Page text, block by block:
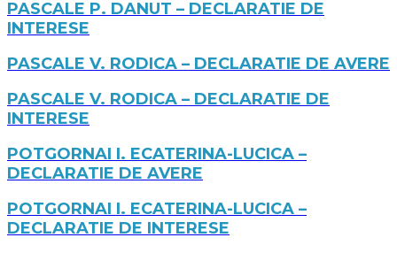
PASCALE P. DANUT – DECLARATIE DE
INTERESE
PASCALE V. RODICA – DECLARATIE DE AVERE
PASCALE V. RODICA – DECLARATIE DE
INTERESE
POTGORNAI I. ECATERINA-LUCICA –
DECLARATIE DE AVERE
POTGORNAI I. ECATERINA-LUCICA –
DECLARATIE DE INTERESE